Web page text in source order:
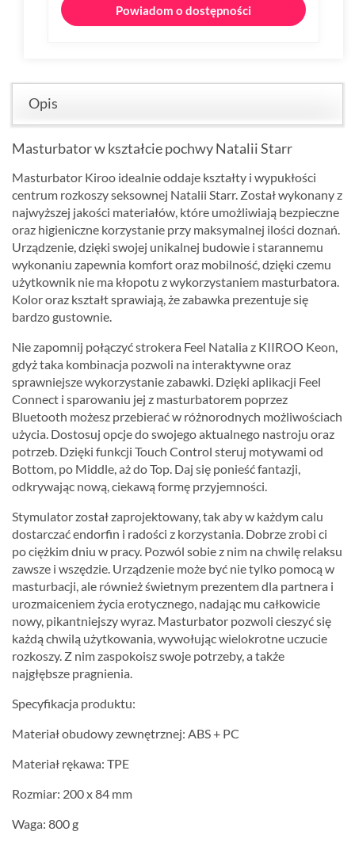
Powiadom o dostępności
Opis
Masturbator w kształcie pochwy Natalii Starr
Masturbator Kiroo idealnie oddaje kształty i wypukłości
centrum rozkoszy seksownej Natalii Starr. Został wykonany z
najwyższej jakości materiałów, które umożliwiają bezpieczne
oraz higieniczne korzystanie przy maksymalnej ilości doznań.
Urządzenie, dzięki swojej unikalnej budowie i starannemu
wykonaniu zapewnia komfort oraz mobilność, dzięki czemu
użytkownik nie ma kłopotu z wykorzystaniem masturbatora.
Kolor oraz kształt sprawiają, że zabawka prezentuje się
bardzo gustownie.
Nie zapomnij połączyć strokera Feel Natalia z KIIROO Keon,
gdyż taka kombinacja pozwoli na interaktywne oraz
sprawniejsze wykorzystanie zabawki. Dzięki aplikacji Feel
Connect i sparowaniu jej z masturbatorem poprzez
Bluetooth możesz przebierać w różnorodnych możliwościach
użycia. Dostosuj opcje do swojego aktualnego nastroju oraz
potrzeb. Dzięki funkcji Touch Control steruj motywami od
Bottom, po Middle, aż do Top. Daj się ponieść fantazji,
odkrywając nową, ciekawą formę przyjemności.
Stymulator został zaprojektowany, tak aby w każdym calu
dostarczać endorfin i radości z korzystania. Dobrze zrobi ci
po ciężkim dniu w pracy. Pozwól sobie z nim na chwilę relaksu
zawsze i wszędzie. Urządzenie może być nie tylko pomocą w
masturbacji, ale również świetnym prezentem dla partnera i
urozmaiceniem życia erotycznego, nadając mu całkowicie
nowy, pikantniejszy wyraz. Masturbator pozwoli cieszyć się
każdą chwilą użytkowania, wywołując wielokrotne uczucie
rozkoszy. Z nim zaspokoisz swoje potrzeby, a także
najgłębsze pragnienia.
Specyfikacja produktu:
Materiał obudowy zewnętrznej: ABS + PC
Materiał rękawa: TPE
Rozmiar: 200 x 84 mm
Waga: 800 g